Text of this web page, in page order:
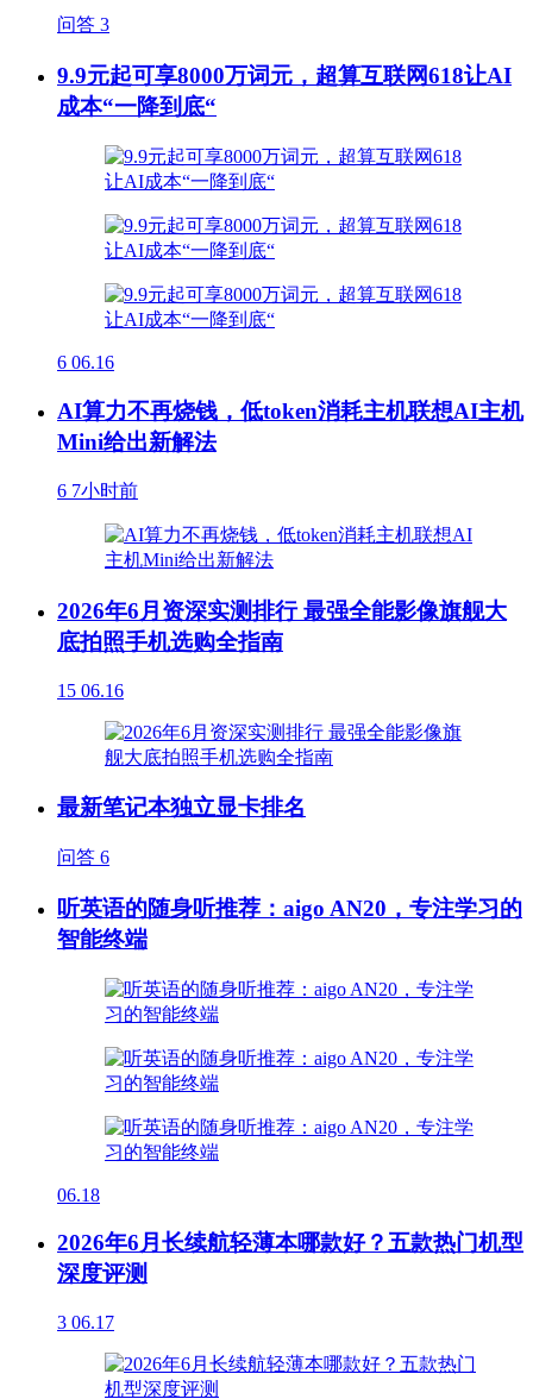
问答 3
9.9元起可享8000万词元，超算互联网618让AI
成本“一降到底“
6 06.16
AI算力不再烧钱，低token消耗主机联想AI主机
Mini给出新解法
6 7小时前
2026年6月资深实测排行 最强全能影像旗舰大
底拍照手机选购全指南
15 06.16
最新笔记本独立显卡排名
问答 6
听英语的随身听推荐：aigo AN20，专注学习的
智能终端
06.18
2026年6月长续航轻薄本哪款好？五款热门机型
深度评测
3 06.17